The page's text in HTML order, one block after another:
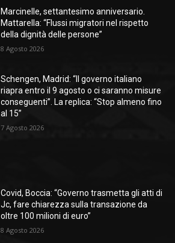
Marcinelle, settantesimo anniversario.
Mattarella: “Flussi migratori nel rispetto
della dignità delle persone”
8 Agosto 2026
Schengen, Madrid: “Il governo italiano
riapra entro il 9 agosto o ci saranno misure
conseguenti”. La replica: “Stop almeno fino
al 15”
7 Agosto 2026
Covid, Boccia: “Governo trasmetta gli atti di
Jc, fare chiarezza sulla transazione da
oltre 100 milioni di euro”
8 Agosto 2026